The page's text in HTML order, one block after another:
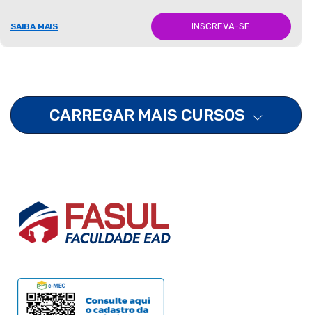
SAIBA MAIS INSCREVA-SE
CARREGAR MAIS CURSOS